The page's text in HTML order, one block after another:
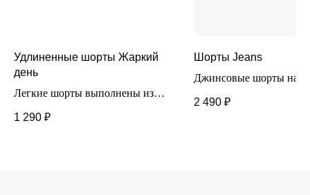
Удлиненные шорты Жаркий
день
Легкие шорты выполнены из
подойдут для жаркой погоды.
1 290 ₽
Шорты Jeans
Джинсовые шорты на
Джинса легкая, отлично
2 490 ₽